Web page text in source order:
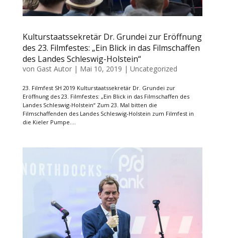
Kulturstaatssekretär Dr. Grundei zur Eröffnung
des 23. Filmfestes: „Ein Blick in das Filmschaffen
des Landes Schleswig-Holstein“
von Gast Autor| Mai 10, 2019 | Uncategorized
23. Filmfest SH 2019 Kulturstaatssekretär Dr. Grundei zur
Eröffnung des 23. Filmfestes: „Ein Blick in das Filmschaffen des
Landes Schleswig-Holstein“ Zum 23. Mal bitten die
Filmschaffenden des Landes Schleswig-Holstein zum Filmfest in
die Kieler Pumpe....